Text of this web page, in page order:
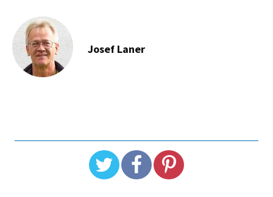
Josef Laner